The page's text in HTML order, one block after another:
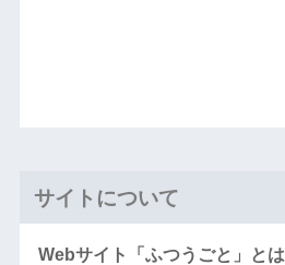
サイトについて
Webサイト「ふつうごと」とは